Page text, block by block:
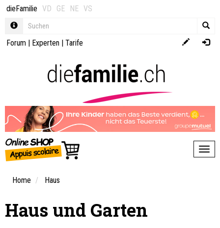
dieFamilie VD GE NE VS
Forum | Experten | Tarife
Home Haus
Haus und Garten